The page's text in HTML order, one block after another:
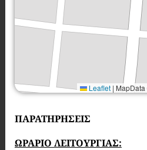
Leaflet |
ΠΑΡΑΤΗΡΗΣΕΙΣ
ΩΡΑΡΙΟ ΛΕΙΤΟΥΡΓΙΑΣ: